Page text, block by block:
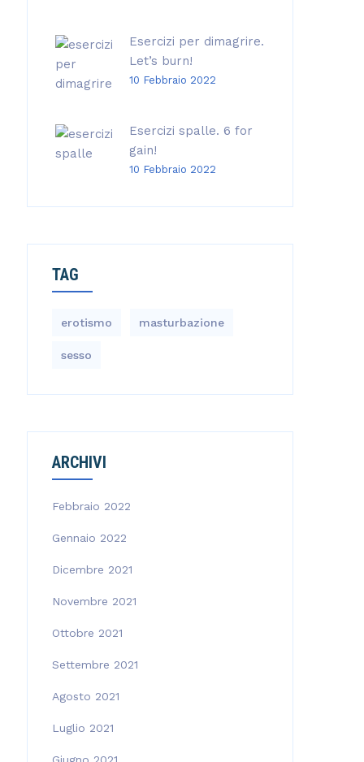
Esercizi per dimagrire.
Let’s burn!
10 Febbraio 2022
Esercizi spalle. 6 for
gain!
10 Febbraio 2022
TAG
erotismo masturbazione
sesso
ARCHIVI
Febbraio 2022
Gennaio 2022
Dicembre 2021
Novembre 2021
Ottobre 2021
Settembre 2021
Agosto 2021
Luglio 2021
Giugno 2021